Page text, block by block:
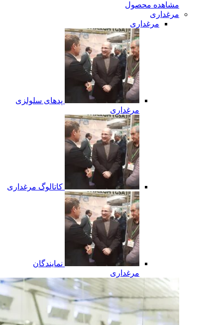
مشاهده محصول
مرغداری
مرغداری
پدهای سلولزی
مرغداری
کاتالوگ مرغداری
نمایندگان
مرغداری